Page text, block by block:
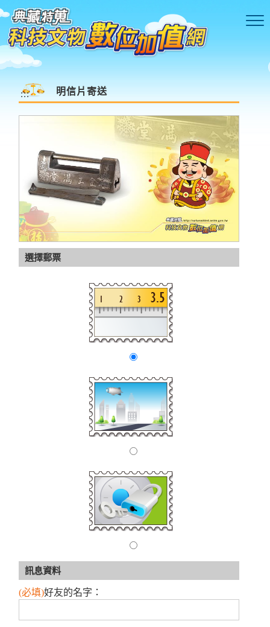
跳到主要內容區塊
::: 明信片寄送
選擇郵票
訊息資料
(必填)好友的名字 ：
語音驗証碼
更新驗証碼